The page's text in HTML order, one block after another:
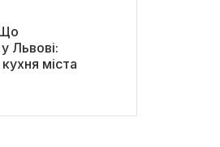
Львові:
міста